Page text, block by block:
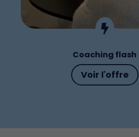

Coaching flash
Voir l'offre